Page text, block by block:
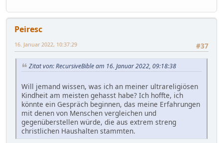
Peiresc
#37
16. Januar 2022, 10:37:29
Zitat von: RecursiveBible am 16. Januar 2022, 09:18:38
Will jemand wissen, was ich an meiner ultrareligiösen
Kindheit am meisten gehasst habe? Ich hoffte, ich
könnte ein Gespräch beginnen, das meine Erfahrungen
mit denen von Menschen vergleichen und
gegenüberstellen würde, die aus extrem streng
christlichen Haushalten stammten.